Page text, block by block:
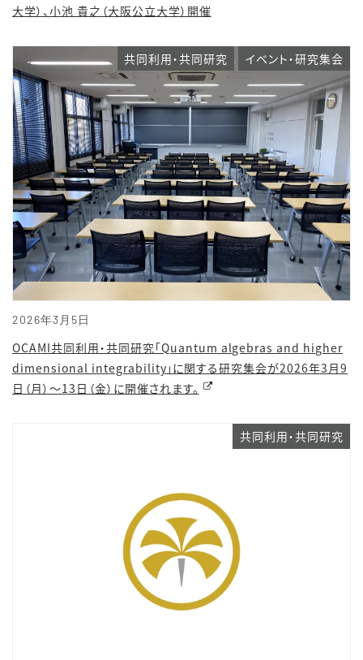
大学）、小池 貴之（大阪公立大学）開催
2026年3月5日
共同利用・共同研究 イベント・研究集会
OCAMI共同利用・共同研究「Quantum algebras and higher
dimensional integrability」に関する研究集会が2026年3月9
日（月）〜13日（金）に開催されます。
共同利用・共同研究